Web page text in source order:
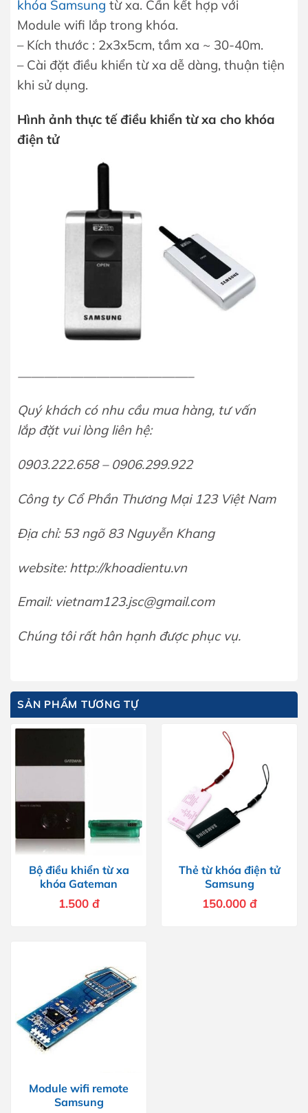
khóa Samsung từ xa. Cần kết hợp với
Module wifi lắp trong khóa.
– Kích thước : 2x3x5cm, tầm xa ~ 30-40m.
– Cài đặt điều khiển từ xa dễ dàng, thuận tiện
khi sử dụng.
Hình ảnh thực tế điều khiển từ xa cho khóa
điện tử
—————————————–
Quý khách có nhu cầu mua hàng, tư vấn
lắp đặt vui lòng liên hệ:
0903.222.658 – 0906.299.922
Công ty Cổ Phần Thương Mại 123 Việt Nam
Địa chỉ: 53 ngõ 83 Nguyễn Khang
website: http://khoadientu.vn
Email: vietnam123.jsc@gmail.com
Chúng tôi rất hân hạnh được phục vụ.
SẢN PHẨM TƯƠNG TỰ
Bộ điều khiển từ xa
khóa Gateman
1.500 đ
Thẻ từ khóa điện tử
Samsung
150.000 đ
Module wifi remote
Samsung